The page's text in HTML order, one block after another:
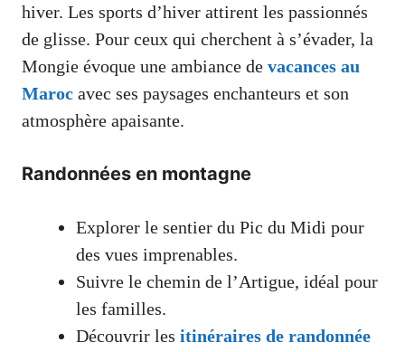
hiver. Les sports d’hiver attirent les passionnés
de glisse. Pour ceux qui cherchent à s’évader, la
Mongie évoque une ambiance de vacances au
Maroc avec ses paysages enchanteurs et son
atmosphère apaisante.
Randonnées en montagne
Explorer le sentier du Pic du Midi pour
des vues imprenables.
Suivre le chemin de l’Artigue, idéal pour
les familles.
Découvrir les itinéraires de randonnée